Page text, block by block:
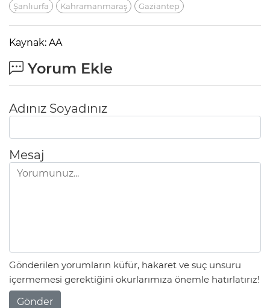
Şanlıurfa
Kahramanmaraş Gaziantep
Kaynak: AA
Yorum Ekle
Adınız Soyadınız
Mesaj
Gönderilen yorumların küfür, hakaret ve suç unsuru
içermemesi gerektiğini okurlarımıza önemle hatırlatırız!
Gönder